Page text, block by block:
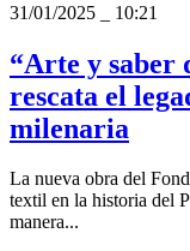
31/01/2025
10:21
“Arte y saber
rescata el
milenaria
La nueva obra del
textil en la historia del
manera...